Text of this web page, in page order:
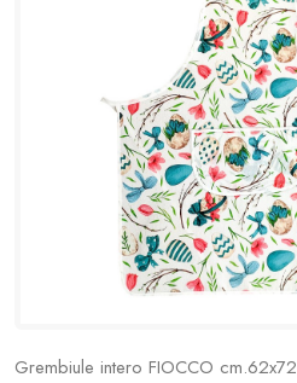
Grembiule intero FIOCCO cm.62x72